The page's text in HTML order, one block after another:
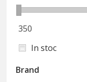
350
In stoc
Brand